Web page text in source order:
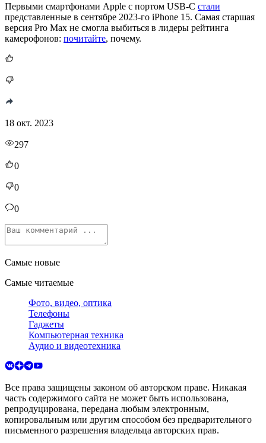
Первыми смартфонами Apple c портом USB-C стали
представленные в сентябре 2023-го iPhone 15. Самая старшая
версия Pro Max не смогла выбиться в лидеры рейтинга
камерофонов: почитайте, почему.
18 окт. 2023
297
0
0
0
Самые новые
Самые читаемые
Фото, видео, оптика
Телефоны
Гаджеты
Компьютерная техника
Аудио и видеотехника
Все права защищены законом об авторском праве. Никакая
часть содержимого сайта не может быть использована,
репродуцирована, передана любым электронным,
копировальным или другим способом без предварительного
письменного разрешения владельца авторских прав.